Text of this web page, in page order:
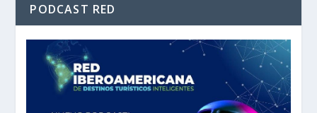
PODCAST RED